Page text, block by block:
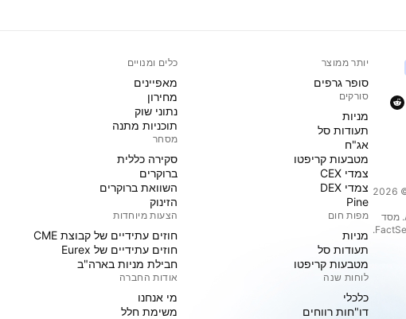
בחר נתוני ייחוס המסופקים על ידי FactSet. זכויות יוצרים © 2026
זכויות יוצרים © 2026, ‏American Bankers Association. מסד
הנתונים CUSIP מסופק על ידי FactSet Research Systems Inc.
יותר ממוצר
סופר גרפים
סורקים
מניות‏
תעודות סל
אג"ח
מטבעות קריפטו
צמדי CEX
צמדי DEX
Pine
מפות חום
מניות‏
תעודות סל
מטבעות קריפטו
לוחות שנה
כלכלי
דו"חות רווחים
כלים ומנויים
מאפיינים
מחירון
נתוני שוק
תוכניות מתנה
מסחר
סקירה כללית
ברוקרים
השוואת ברוקרים
הזינוק
הצעות מיוחדות
חוזים עתידיים של קבוצת CME
חוזים עתידיים של Eurex
חבילת מניות בארה"ב
אודות החברה
מי אנחנו
משימת חלל